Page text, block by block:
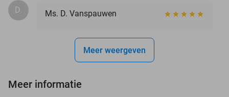
D. Ms. D. Vanspauwen
Meer weergeven
Meer informatie